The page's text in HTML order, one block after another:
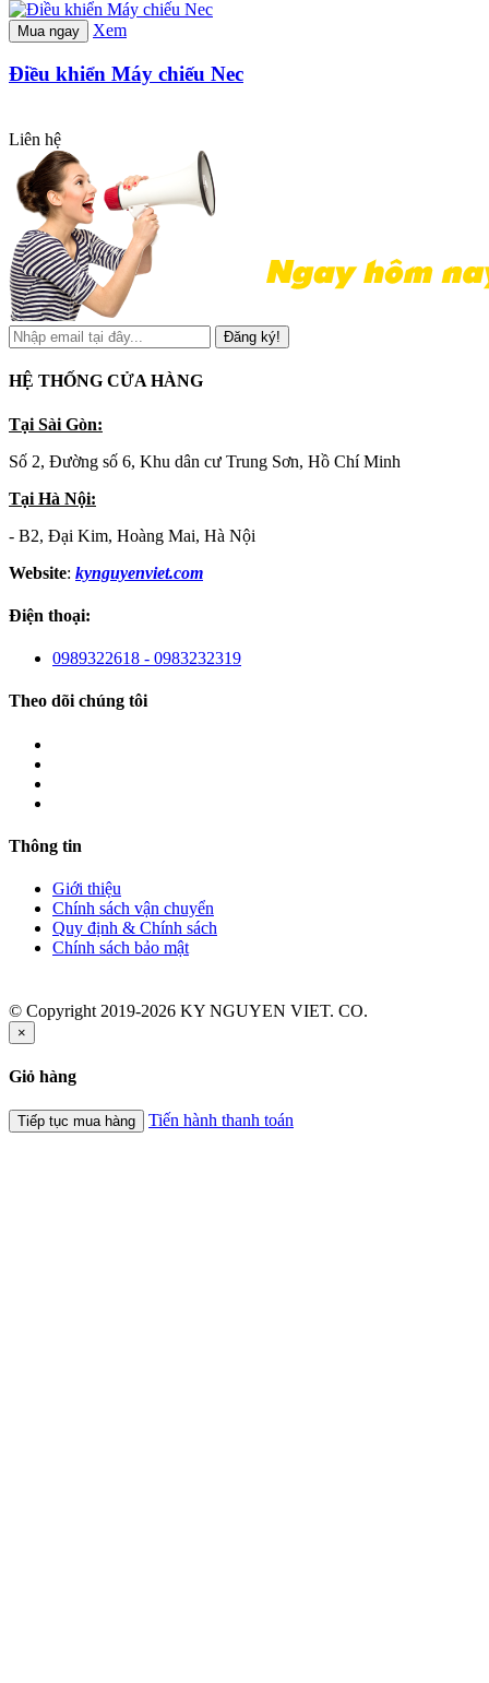
Mua ngay Xem
Điều khiển Máy chiếu Nec
Liên hệ
Đăng ký!
HỆ THỐNG CỬA HÀNG
Tại Sài Gòn:
Số 2, Đường số 6, Khu dân cư Trung Sơn, Hồ Chí Minh
Tại Hà Nội:
- B2, Đại Kim, Hoàng Mai, Hà Nội
Website: kynguyenviet.com
Điện thoại:
0989322618 - 0983232319
Theo dõi chúng tôi
Thông tin
Giới thiệu
Chính sách vận chuyển
Quy định & Chính sách
Chính sách bảo mật
© Copyright 2019-2026 KY NGUYEN VIET. CO.
×
Giỏ hàng
Tiếp tục mua hàng Tiến hành thanh toán